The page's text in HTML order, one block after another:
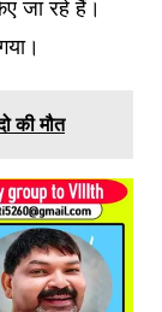
जा रहे हैं।
की मौत